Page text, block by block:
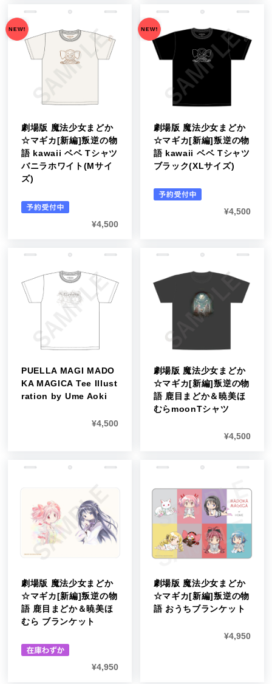
劇場版 魔法少女まどか
☆マギカ[新編]叛逆の物
語 kawaii ベベ Tシャツ
バニラホワイト(Mサイ
ズ)
¥4,500
劇場版 魔法少女まどか
☆マギカ[新編]叛逆の物
語 kawaii ベベ Tシャツ
ブラック(XLサイズ)
¥4,500
PUELLA MAGI MADO
KA MAGICA Tee Illust
ration by Ume Aoki
¥4,500
劇場版 魔法少女まどか
☆マギカ[新編]叛逆の物
語 鹿目まどか＆暁美ほ
むらmoonTシャツ
¥4,500
劇場版 魔法少女まどか
☆マギカ[新編]叛逆の物
語 鹿目まどか＆暁美ほ
むら ブランケット
¥4,950
劇場版 魔法少女まどか
☆マギカ[新編]叛逆の物
語 おうちブランケット
¥4,950